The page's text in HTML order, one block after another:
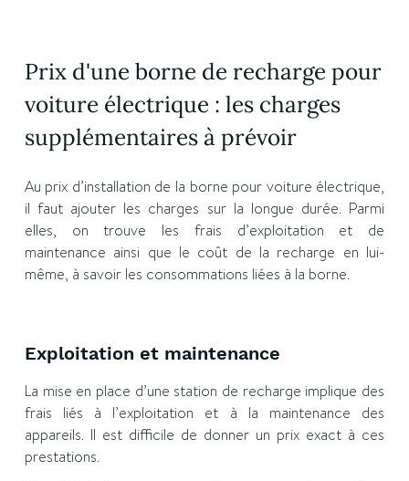
Prix d'une borne de recharge pour
voiture électrique : les charges
supplémentaires à prévoir
Au prix d’installation de la borne pour voiture électrique,
il faut ajouter les charges sur la longue durée. Parmi
elles, on trouve les frais d’exploitation et de
maintenance ainsi que le coût de la recharge en lui-
même, à savoir les consommations liées à la borne.
Exploitation et maintenance
La mise en place d’une station de recharge implique des
frais liés à l’exploitation et à la maintenance des
appareils. Il est difficile de donner un prix exact à ces
prestations.